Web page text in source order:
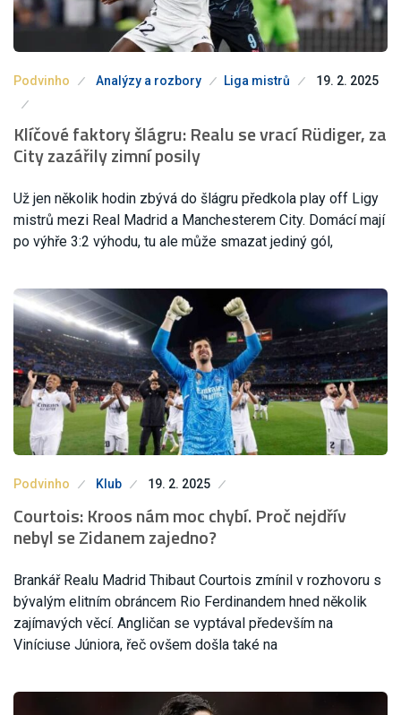
Podvinho Analýzy a rozbory Liga mistrů 19. 2. 2025
Klíčové faktory šlágru: Realu se vrací Rüdiger, za
City zazářily zimní posily
Už jen několik hodin zbývá do šlágru předkola play off Ligy
mistrů mezi Real Madrid a Manchesterem City. Domácí mají
po výhře 3:2 výhodu, tu ale může smazat jediný gól,
Podvinho Klub 19. 2. 2025
Courtois: Kroos nám moc chybí. Proč nejdřív
nebyl se Zidanem zajedno?
Brankář Realu Madrid Thibaut Courtois zmínil v rozhovoru s
bývalým elitním obráncem Rio Ferdinandem hned několik
zajímavých věcí. Angličan se vyptával především na
Viníciuse Júniora, řeč ovšem došla také na